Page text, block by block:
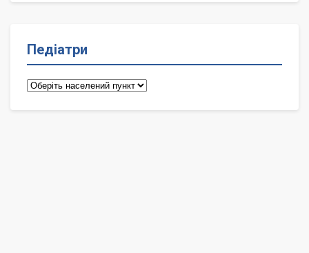
Педіатри
Педіатри